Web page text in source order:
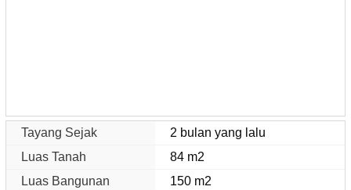
Tayang Sejak
2 bulan yang lalu
Luas Tanah
84 m2
Luas Bangunan
150 m2